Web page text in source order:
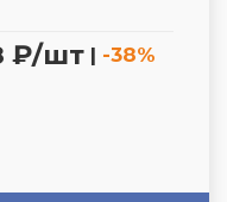
₽/шт | -38%